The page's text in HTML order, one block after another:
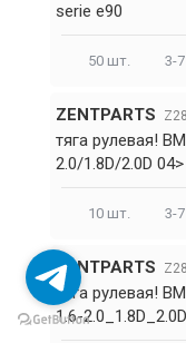
serie e90
50 шт. 3-
ZENTPARTS
тяга рулевая!
2.0/1.8D/2.0D 04>
10 шт. 3-
ZENTPARTS
тяга рулевая!
1.6-